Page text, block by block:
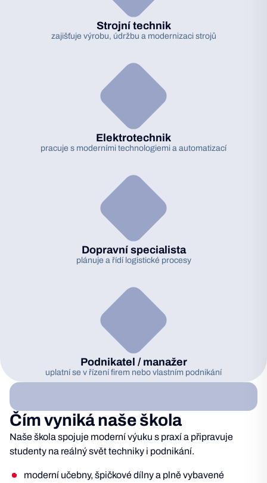
Strojní technik
zajišťuje výrobu, údržbu a modernizaci strojů
Elektrotechnik
pracuje s moderními technologiemi a automatizací
Dopravní specialista
plánuje a řídí logistické procesy
Podnikatel / manažer
uplatní se v řízení firem nebo vlastním podnikání
Čím vyniká naše škola
Naše škola spojuje moderní výuku s praxí a připravuje
studenty na reálný svět techniky i podnikání.
moderní učebny, špičkové dílny a plně vybavené